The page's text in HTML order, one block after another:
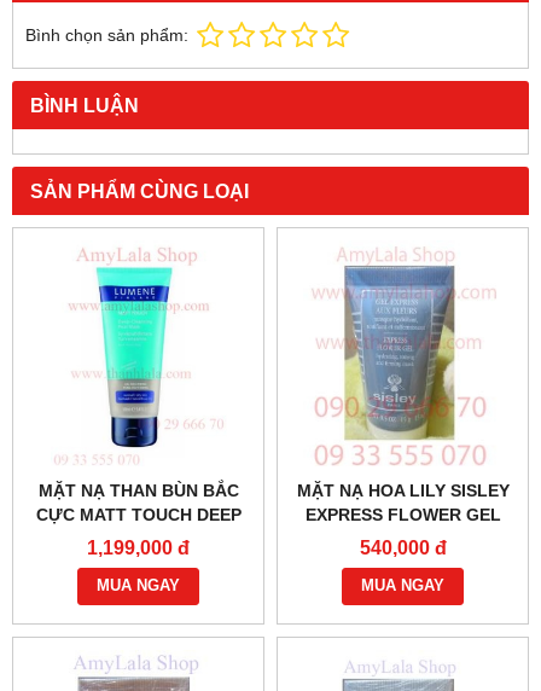
Bình chọn sản phẩm:
BÌNH LUẬN
SẢN PHẨM CÙNG LOẠI
MẶT NẠ THAN BÙN BẮC
CỰC MATT TOUCH DEEP
CLEANSING PEAT LUMENE
- 0858.193968 -
0944.193968 -
1,199,000 đ
MUA NGAY
MẶT NẠ HOA LILY SISLEY
EXPRESS FLOWER GEL
15ML - 0902966670 -
0933555070 -
WWW.THANHLALA.COM :
540,000 đ
MUA NGAY